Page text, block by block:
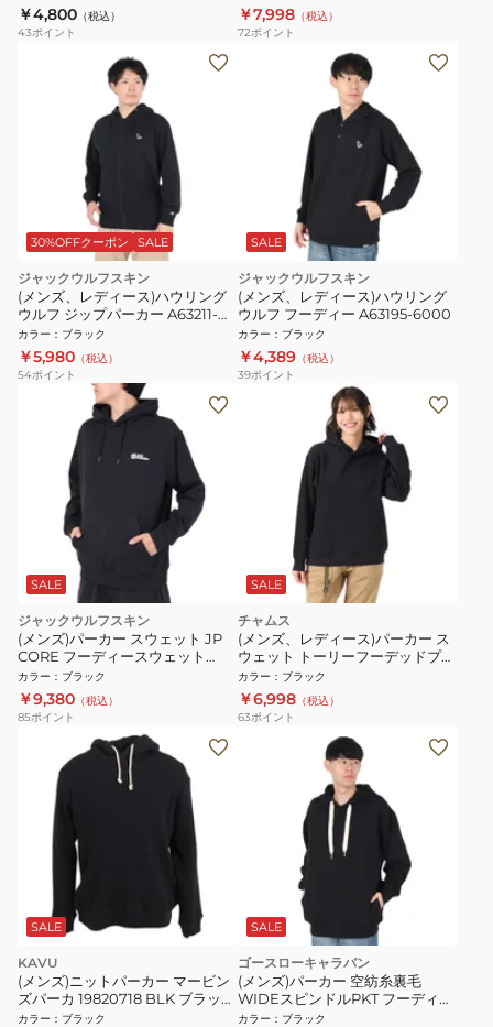
￥4,800 （税込）
43ポイント
￥7,998 （税込）
72ポイント
30%OFFクーポン SALE
ジャックウルフスキン
(メンズ、レディース)ハウリング
ウルフ ジップパーカー A63211-
6000
カラー ： ブラック
￥5,980 （税込）
54ポイント
SALE
ジャックウルフスキン
(メンズ、レディース)ハウリング
ウルフ フーディー A63195-6000
カラー ： ブラック
￥4,389 （税込）
39ポイント
SALE
ジャックウルフスキン
(メンズ)パーカー スウェット JP
CORE フーディースウェット
5032541-6000 ブラック
カラー ： ブラック
￥9,380 （税込）
85ポイント
SALE
チャムス
(メンズ、レディース)パーカー ス
ウェット トーリーフーデッドプル
オーバー CH01-2297-K001 ブラ
ック
カラー ： ブラック
￥6,998 （税込）
63ポイント
SALE
KAVU
(メンズ)ニットパーカー マービン
ズパーカ 19820718 BLK ブラック
プルオーバー 厚地
カラー ： ブラック
SALE
ゴースローキャラバン
(メンズ)パーカー 空紡糸裏毛
WIDEスピンドルPKT フーディー
332601 BLK
カラー ： ブラック